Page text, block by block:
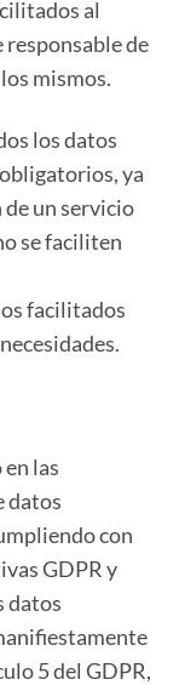
al
responsable de
mismos.
los datos
ya
de un servicio
se faciliten
facilitados
las
datos
con
GDPR y
datos
5 del GDPR,